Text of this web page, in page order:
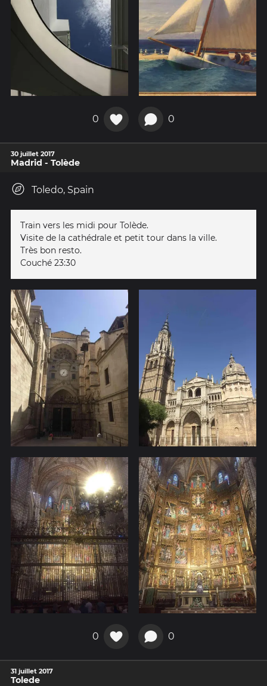
0 0
30 juillet 2017
Madrid - Tolède
Toledo, Spain
Train vers les midi pour Tolède.
Visite de la cathédrale et petit tour dans la ville.
Très bon resto.
Couché 23:30
0 0
31 juillet 2017
Tolede